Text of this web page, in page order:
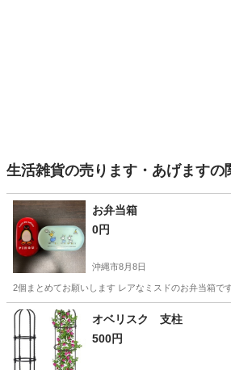
生活雑貨の売ります・あげますの
お弁当箱
0円
沖縄市8月8日
2個まとめてお願いします レアなミスドのお弁当箱で
沖縄 沖縄市 食器
オベリスク 支柱
500円